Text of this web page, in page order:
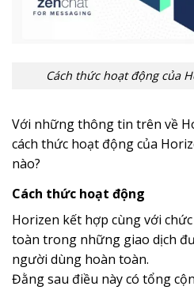
Cách thức hoạt động của
Với những thông tin trên về
cách thức hoạt động của
nào?
Cách thức hoạt động
Horizen kết hợp cùng với
toàn trong những giao dịch
người dùng hoàn toàn.
Đằng sau điều này có tổng